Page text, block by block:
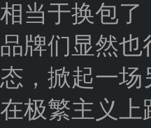
相当于换包了
品牌们显然也
态，掀起一场
在极繁主义上